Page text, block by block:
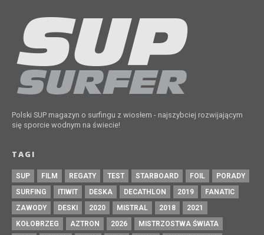
Polski SUP magazyn o surfingu z wiosłem - najszybciej rozwijającym
się sporcie wodnym na świecie!
TAGI
SUP FILM REGATY TEST STARBOARD FOIL
PORADY
SURFING
ITIWIT DESKA DECATHLON 2019
FANATIC
ZAWODY
DESKI 2020 MISTRAL 2018
2021
KOŁOBRZEG
AZTRON 2026
MISTRZOSTWA ŚWIATA